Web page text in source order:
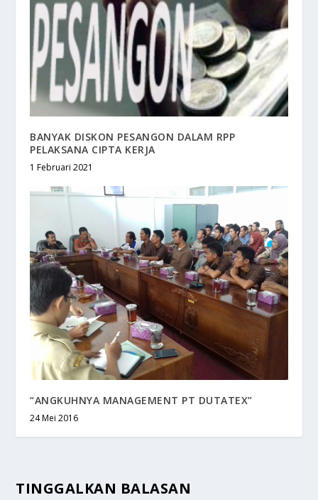
BANYAK DISKON PESANGON DALAM RPP
PELAKSANA CIPTA KERJA
1 Februari 2021
“ANGKUHNYA MANAGEMENT PT DUTATEX”
24 Mei 2016
TINGGALKAN BALASAN